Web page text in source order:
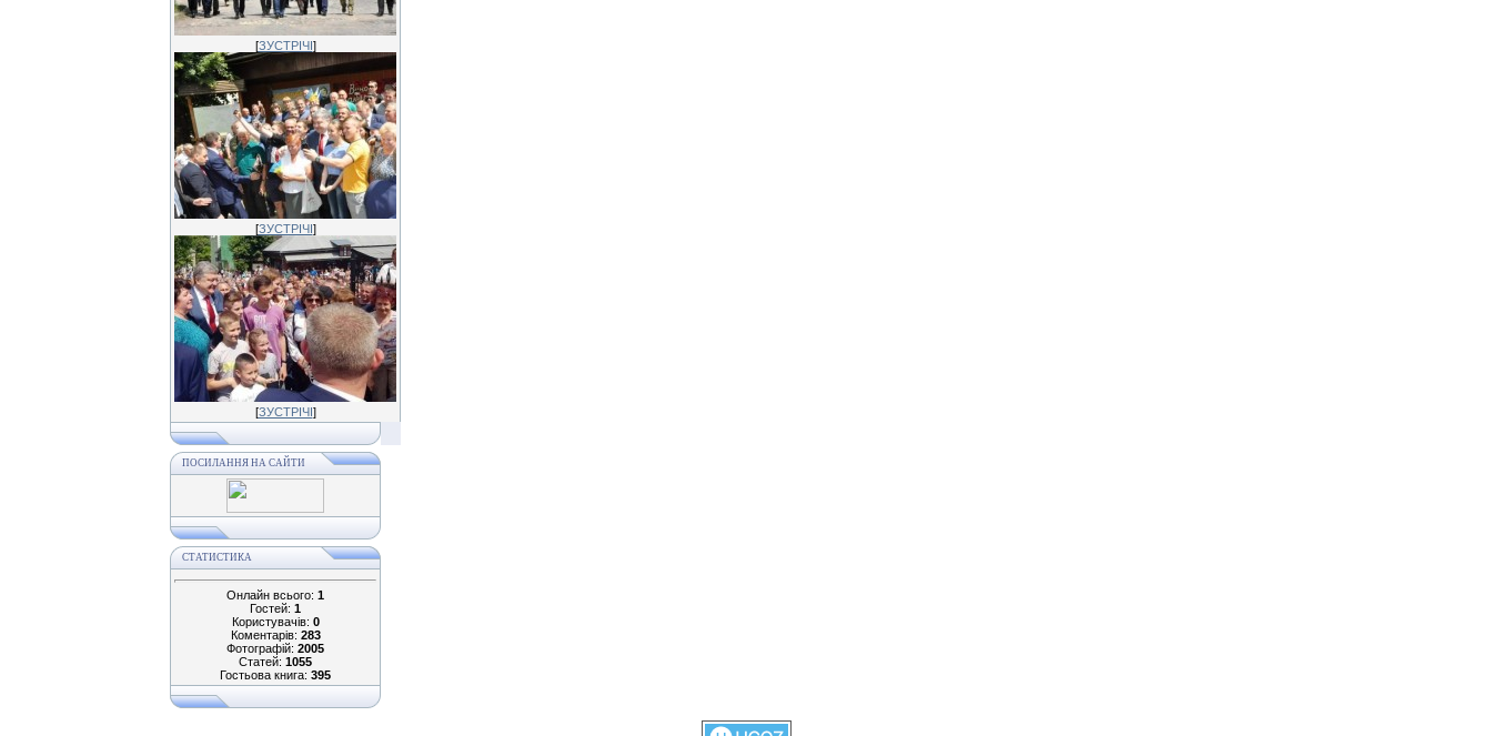
[ЗУСТРІЧІ]
[ЗУСТРІЧІ]
[ЗУСТРІЧІ]
ПОСИЛАННЯ НА САЙТИ
СТАТИСТИКА
Онлайн всього: 1
Гостей: 1
Користувачів: 0
Коментарів: 283
Фотографій: 2005
Статей: 1055
Гостьова книга: 395